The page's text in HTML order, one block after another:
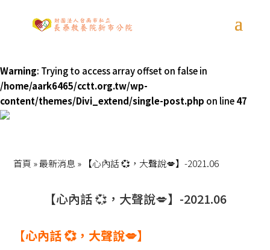
Warning: Trying to access array offset on false in
/home/aark6465/cctt.org.tw/wp-
content/themes/Divi_extend/single-post.php on line47
首頁 »最新消息 » 【心內話 💞，大聲說💋】-2021.06
【心內話 💞，大聲說💋】-2021.06
【心內話 💞，大聲說💋】